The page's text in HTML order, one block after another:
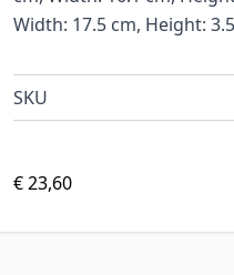
Width: 17.5 cm, Height:
SKU
€ 23,60